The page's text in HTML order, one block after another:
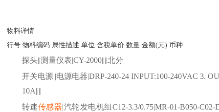
物料详情
行号 物料编码 属性描述 单位 含税单价 数量 金额(元) 币种
探头||测量仪表|CY-2000||||北分
开关电源||电源电器|DRP-240-24 INPUT:100-240VAC 3.
10A||||
转速传感器|汽轮发电机组C12-3.3/0.75|MR-01-B050-C02-